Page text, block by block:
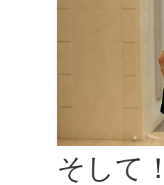
そして！